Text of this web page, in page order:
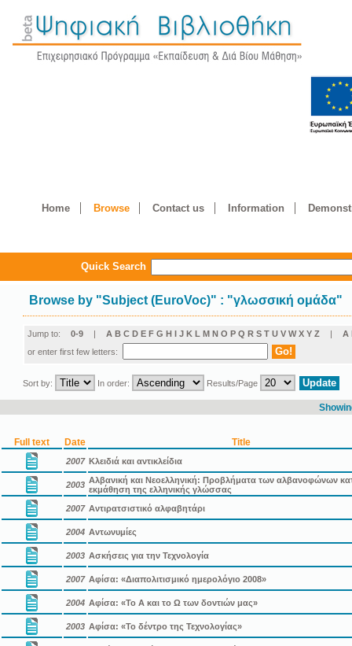
Home Browse Contact us Information
Quick Search
Browse by "Subject (EuroVoc)" : "γλωσσική ομάδα"
Jump to: 0-9 | A B C D E F G H I J K L M N O P Q R S T U V W X Y Z | Α
or enter first few letters:
Sort by: In order: Results/Page
Full text Date Title
2007 Kλειδιά και αντικλείδια
2003 Αλβανική και Νεοελληνική: Προβλήματα των αλβανοφώνων
εκμάθηση της ελληνικής γλώσσας
2007 Αντιρατσιστικό αλφαβητάρι
2004 Αντωνυμίες
2003 Ασκήσεις για την Τεχνολογία
2007 Αφίσα: «Διαπολιτισμικό ημερολόγιο 2008»
2004 Αφίσα: «Το Α και το Ω των δοντιών μας»
2003 Αφίσα: «Το δέντρο της Τεχνολογίας»